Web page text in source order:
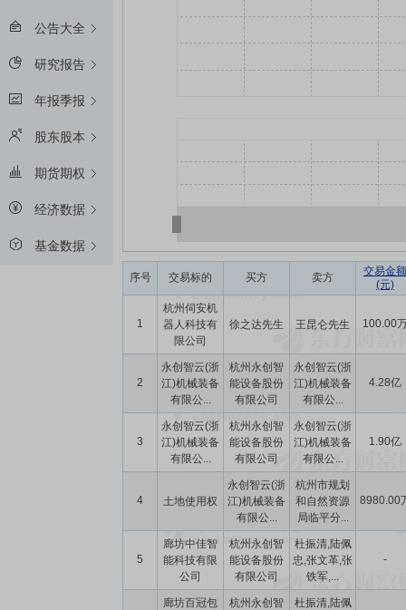
公告大全
研究报告
年报季报
股东股本
期货期权
经济数据
基金数据
序号 交易标的 买方 卖方
交易金额
(元)
1
杭州伺安机
器人科技有
限公司
徐之达先生 王昆仑先生 100.00
2
永创智云(浙
江)机械装备
有限公...
杭州永创智
能设备股份
有限公司
永创智云(浙
江)机械装备
有限公...
4.28亿
3
永创智云(浙
江)机械装备
有限公...
杭州永创智
能设备股份
有限公司
永创智云(浙
江)机械装备
有限公...
1.90亿
4 土地使用权
永创智云(浙
江)机械装备
有限公...
杭州市规划
和自然资源
局临平分...
8980.00
5
廊坊中佳智
能科技有限
公司
杭州永创智
能设备股份
有限公司
杜振清,陆佩
忠,张文革,张
铁军,...
-
廊坊百冠包
杭州永创智
杜振清,陆佩